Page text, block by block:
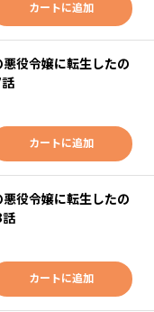
カートに追加
役令嬢に転生したの
カートに追加
役令嬢に転生したの
カートに追加